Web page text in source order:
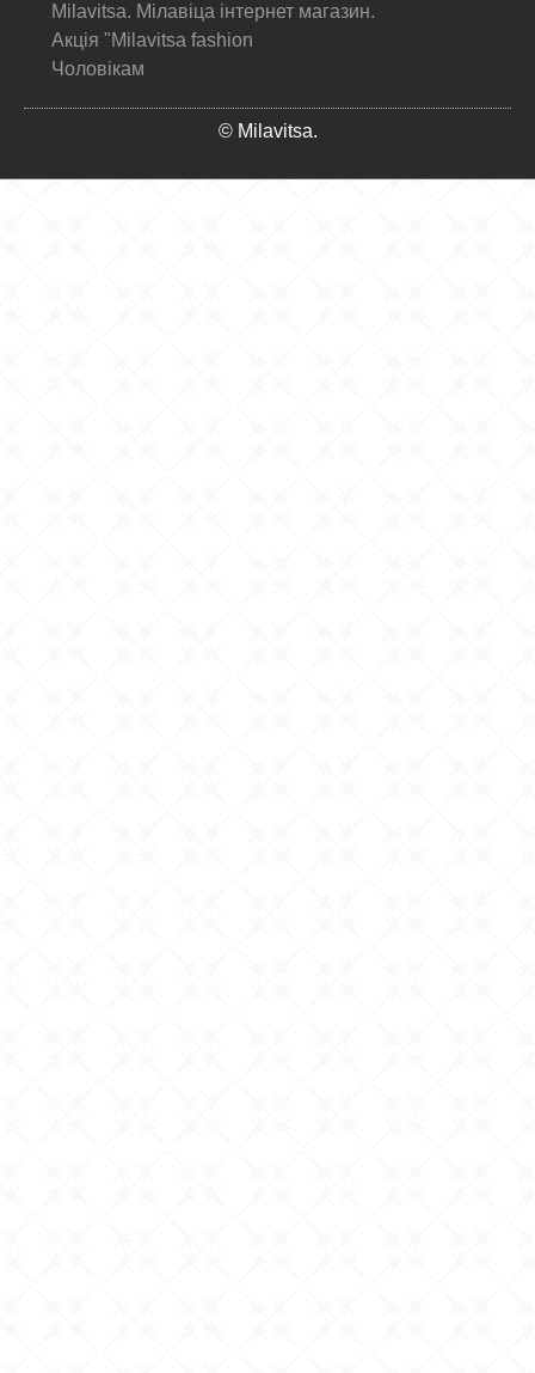
Milavitsa. Мілавіца інтернет магазин.
Акція "Milavitsa fashion
Чоловікам
© Milavitsa.